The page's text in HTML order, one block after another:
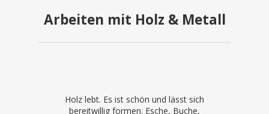
Arbeiten mit Holz & Metall
Holz lebt. Es ist schön und lässt sich
bereitwillig formen. Esche, Buche,